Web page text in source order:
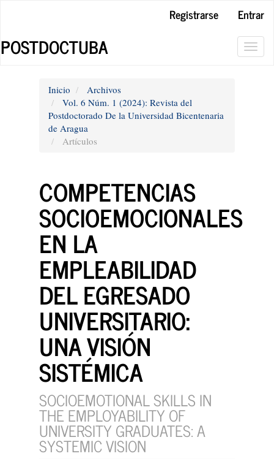
principal
Barra
Registrarse
Entrar
POSTDOCTUBA
Inicio
Archivos
Vol. 6 Núm. 1 (2024): Revista del
Postdoctorado De la Universidad Bicentenaria
de Aragua
Artículos
COMPETENCIAS
SOCIOEMOCIONALES
EN LA
EMPLEABILIDAD
DEL EGRESADO
UNIVERSITARIO:
UNA VISIÓN
SISTÉMICA
SOCIOEMOTIONAL SKILLS IN
THE EMPLOYABILITY OF
UNIVERSITY GRADUATES: A
SYSTEMIC VISION